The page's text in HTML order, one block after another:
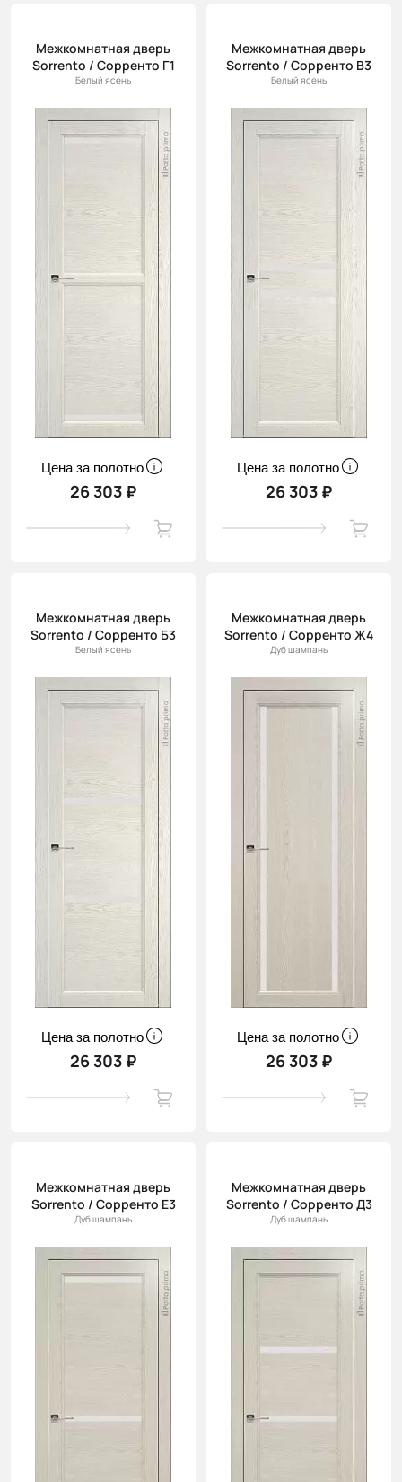
Межкомнатная дверь
Sorrento / Сорренто Г1
Белый ясень
Цена за полотно
26 303 ₽
Межкомнатная дверь
Sorrento / Сорренто В3
Белый ясень
Цена за полотно
26 303 ₽
Межкомнатная дверь
Sorrento / Сорренто Б3
Белый ясень
Цена за полотно
26 303 ₽
Межкомнатная дверь
Sorrento / Сорренто Ж4
Дуб шампань
Цена за полотно
26 303 ₽
Межкомнатная дверь
Sorrento / Сорренто Е3
Дуб шампань
Межкомнатная дверь
Sorrento / Сорренто Д3
Дуб шампань